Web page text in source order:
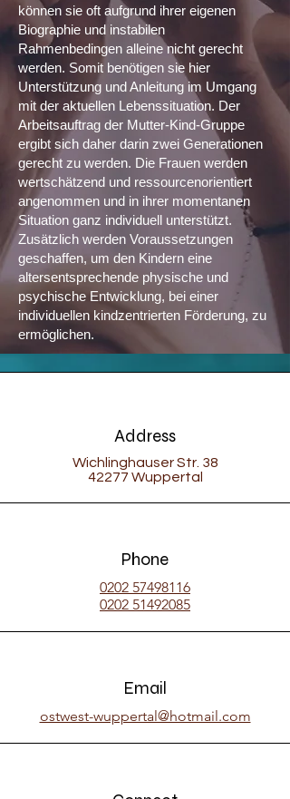
können sie oft aufgrund ihrer eigenen
Biographie und instabilen
Rahmenbedingen alleine nicht gerecht
werden. Somit benötigen sie hier
Unterstützung und Anleitung im Umgang
mit der aktuellen Lebenssituation. Der
Arbeitsauftrag der Mutter-Kind-Gruppe
ergibt sich daher darin zwei Generationen
gerecht zu werden. Die Frauen werden
wertschätzend und ressourcenorientiert
angenommen und in ihrer momentanen
Situation ganz individuell unterstützt.
Zusätzlich werden Voraussetzungen
geschaffen, um den Kindern eine
altersentsprechende physische und
psychische Entwicklung, bei einer
individuellen kindzentrierten Förderung, zu
ermöglichen.
Address
Wichlinghauser Str. 38
42277 Wuppertal
Phone
0202 57498116
0202 51492085
Email
ostwest-wuppertal@hotmail.com